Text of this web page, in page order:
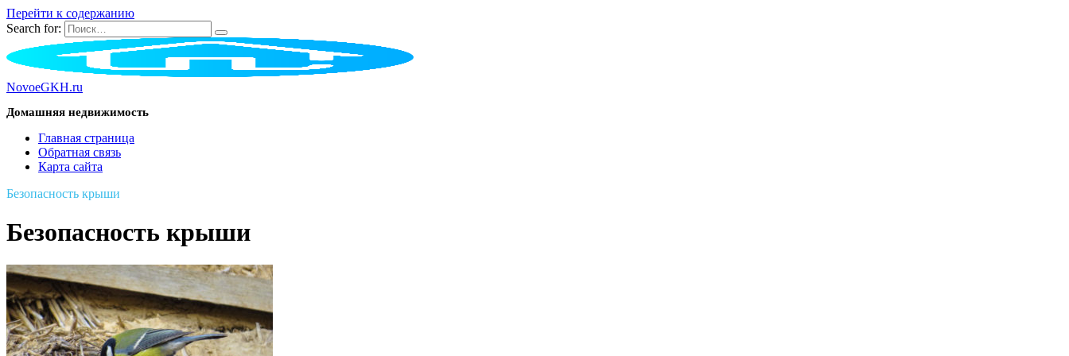
Перейти к содержанию
Search for:
NovoeGKH.ru
Домашняя недвижимость
Главная страница
Обратная связь
Карта сайта
Безопасность крыши
Безопасность крыши